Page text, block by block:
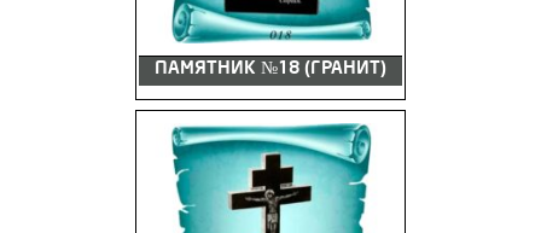
ПАМЯТНИК №18 (ГРАНИТ)